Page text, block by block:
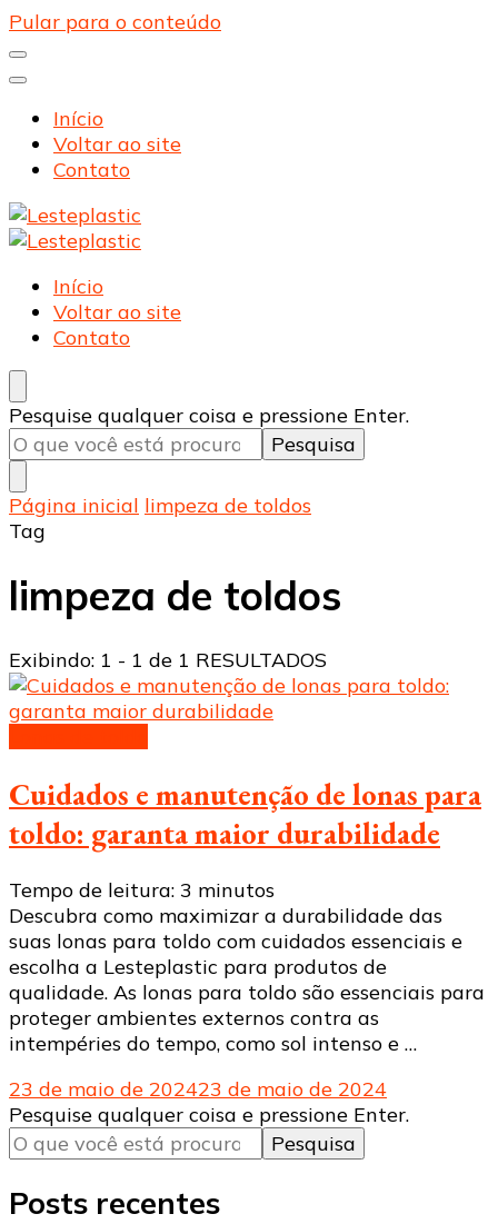
Pular para o conteúdo
Início
Voltar ao site
Contato
Lesteplastic
Blog – Lesteplastic
Lesteplastic
Blog – Lesteplastic
Início
Voltar ao site
Contato
Procurando
algo?
Pesquise qualquer coisa e pressione Enter.
Página inicial limpeza de toldos
Tag
limpeza de toldos
Exibindo: 1 - 1 de 1 RESULTADOS
Cuidados e manutenção de lonas para
toldo: garanta maior durabilidade
Tempo de leitura: 3 minutos
Descubra como maximizar a durabilidade das
suas lonas para toldo com cuidados essenciais e
escolha a Lesteplastic para produtos de
qualidade. As lonas para toldo são essenciais para
proteger ambientes externos contra as
intempéries do tempo, como sol intenso e …
23 de maio de 202423 de maio de 2024
Procurando
algo?
Pesquise qualquer coisa e pressione Enter.
Posts recentes